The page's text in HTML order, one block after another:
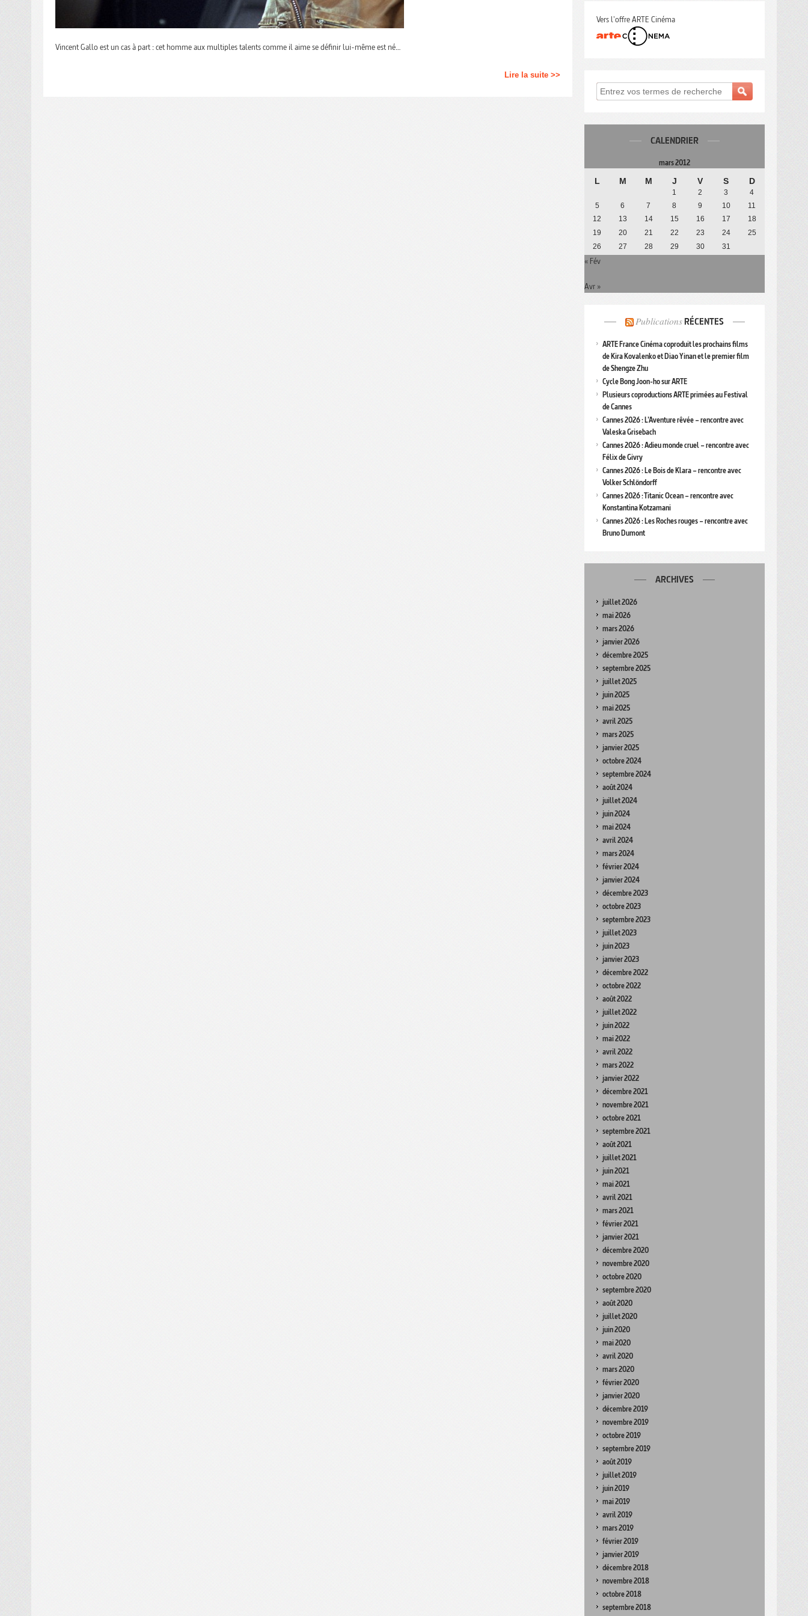
Vincent Gallo est un cas à part : cet homme aux multiples talents comme il aime se définir lui-même est né…
Lire la suite >>
Vers l'offre ARTE Cinéma
CALENDRIER
mars 2012
L M M J V S D
1 2 3
4
5
6 7 8 9 10
11
12
13 14 15 16 17
18
19
20 21 22 23 24
25
26
27 28 29 30 31
« Fév
Avr »
Publications RÉCENTES
ARTE France Cinéma coproduit les prochains films
de Kira Kovalenko et Diao Yinan et le premier film
de Shengze Zhu
Cycle Bong Joon-ho sur ARTE
Plusieurs coproductions ARTE primées au Festival
de Cannes
Cannes 2026 : L’Aventure rêvée – rencontre avec
Valeska Grisebach
Cannes 2026 : Adieu monde cruel – rencontre avec
Félix de Givry
Cannes 2026 : Le Bois de Klara – rencontre avec
Volker Schlöndorff
Cannes 2026 : Titanic Ocean – rencontre avec
Konstantina Kotzamani
Cannes 2026 : Les Roches rouges – rencontre avec
Bruno Dumont
ARCHIVES
juillet 2026
mai 2026
mars 2026
janvier 2026
décembre 2025
septembre 2025
juillet 2025
juin 2025
mai 2025
avril 2025
mars 2025
janvier 2025
octobre 2024
septembre 2024
août 2024
juillet 2024
juin 2024
mai 2024
avril 2024
mars 2024
février 2024
janvier 2024
décembre 2023
octobre 2023
septembre 2023
juillet 2023
juin 2023
janvier 2023
décembre 2022
octobre 2022
août 2022
juillet 2022
juin 2022
mai 2022
avril 2022
mars 2022
janvier 2022
décembre 2021
novembre 2021
octobre 2021
septembre 2021
août 2021
juillet 2021
juin 2021
mai 2021
avril 2021
mars 2021
février 2021
janvier 2021
décembre 2020
novembre 2020
octobre 2020
septembre 2020
août 2020
juillet 2020
juin 2020
mai 2020
avril 2020
mars 2020
février 2020
janvier 2020
décembre 2019
novembre 2019
octobre 2019
septembre 2019
août 2019
juillet 2019
juin 2019
mai 2019
avril 2019
mars 2019
février 2019
janvier 2019
décembre 2018
novembre 2018
octobre 2018
septembre 2018